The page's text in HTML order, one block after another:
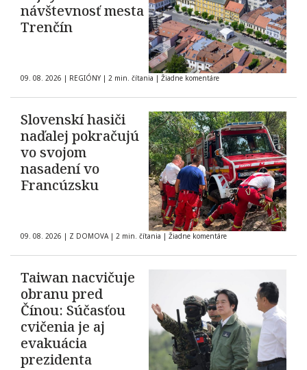
návštevnosť mesta
Trenčín
09. 08. 2026 | REGIÓNY | 2 min. čítania | Žiadne komentáre
Slovenskí hasiči
naďalej pokračujú
vo svojom
nasadení vo
Francúzsku
09. 08. 2026 | Z DOMOVA | 2 min. čítania | Žiadne komentáre
Taiwan nacvičuje
obranu pred
Čínou: Súčasťou
cvičenia je aj
evakuácia
prezidenta